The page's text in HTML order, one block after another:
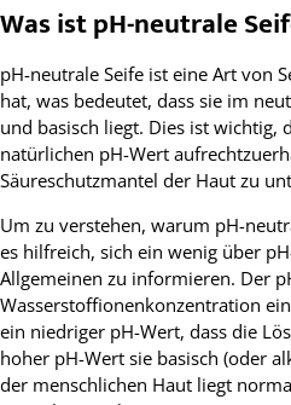
Was ist pH-neutrale
pH-neutrale Seife ist eine Art von
hat, was bedeutet, dass sie im
und basisch liegt. Dies ist wichtig,
natürlichen pH-Wert
Säureschutzmantel der Haut zu
Um zu verstehen, warum pH-
es hilfreich, sich ein wenig über
Allgemeinen zu informieren. Der
Wasserstoffionenkonzentration
ein niedriger pH-Wert, dass die
hoher pH-Wert sie basisch (oder
der menschlichen Haut liegt